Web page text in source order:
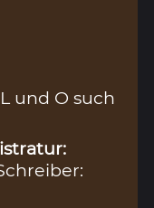
und O such